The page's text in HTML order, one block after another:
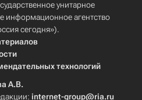
унитарное
информационное агентство
сегодня»).
технологий
А.В.
internet-group@ria.ru